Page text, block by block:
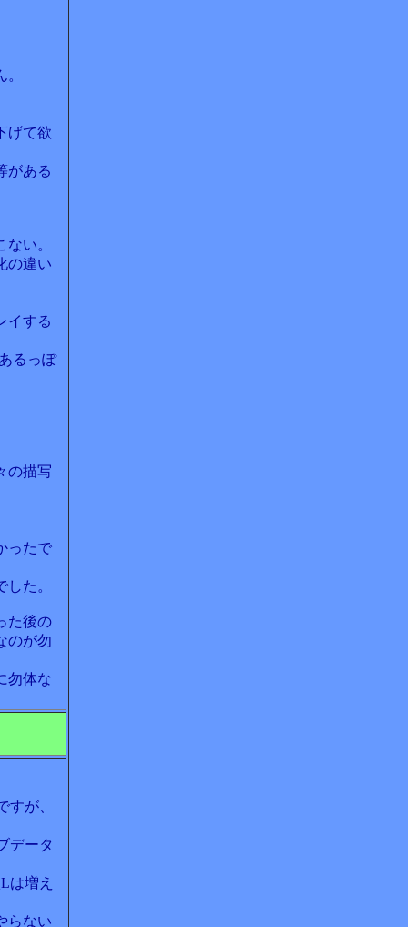
げて欲
がある
い。
の違い
イする
るっぽ
の描写
ったで
た。
た後の
のが勿
勿体な
が、
データ
は増え
らない